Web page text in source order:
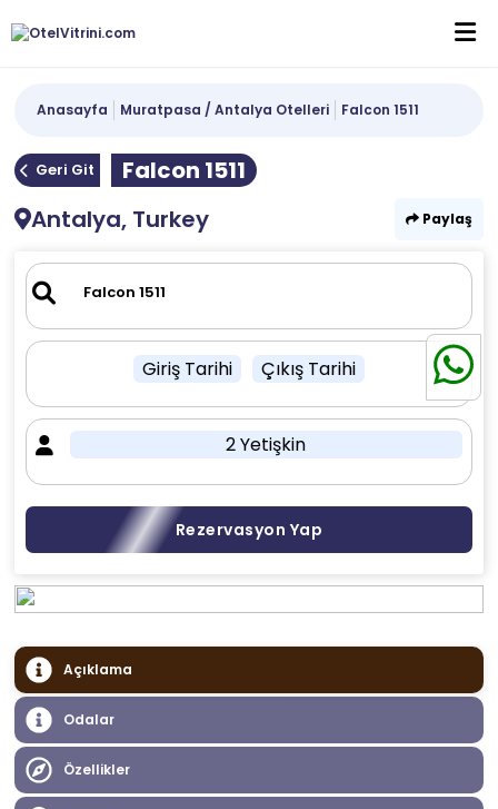
Anasayfa Muratpasa / Antalya Otelleri Falcon 1511
Geri Git
Falcon 1511
Antalya, Turkey
Paylaş
Giriş Tarihi Çıkış Tarihi
2 Yetişkin
Rezervasyon Yap
Açıklama
Odalar
Özellikler